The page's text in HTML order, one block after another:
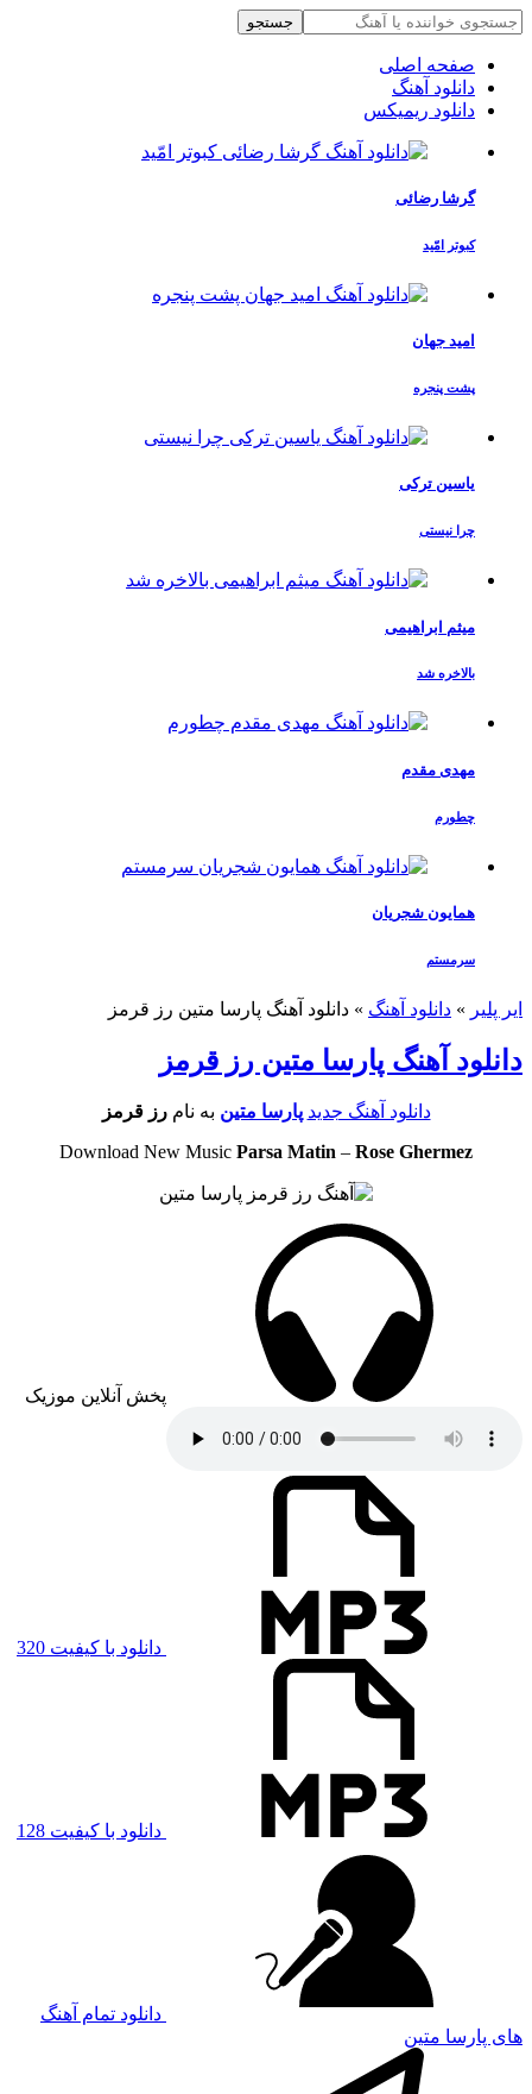
جستجو
صفحه اصلی
دانلود آهنگ
دانلود ریمیکس
گرشا رضائی
کبوتر امّید
امید جهان
پشت پنجره
یاسین ترکی
چرا نیستی
میثم ابراهیمی
بالاخره شد
مهدی مقدم
چطورم
همایون شجریان
سرمستم
ایر پلیر » دانلود آهنگ » دانلود آهنگ پارسا متین رز قرمز
دانلود آهنگ پارسا متین رز قرمز
دانلود آهنگ جدید پارسا متین به نامرز قرمز
Download New Music Parsa Matin – Rose Ghermez
پخش آنلاین موزیک
دانلود با کیفیت 320
دانلود با کیفیت 128
دانلود تمام آهنگ
های پارسا متین